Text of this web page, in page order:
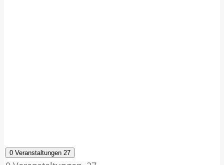
0 Veranstaltungen 27